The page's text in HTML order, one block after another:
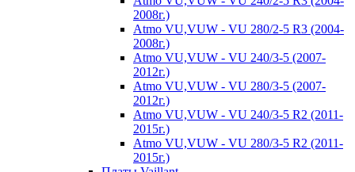
2008г.)
Atmo VU,VUW - VU 280/2-5 R3 (2004-
2008г.)
Atmo VU,VUW - VU 240/3-5 (2007-
2012г.)
Atmo VU,VUW - VU 280/3-5 (2007-
2012г.)
Atmo VU,VUW - VU 240/3-5 R2 (2011-
2015г.)
Atmo VU,VUW - VU 280/3-5 R2 (2011-
2015г.)